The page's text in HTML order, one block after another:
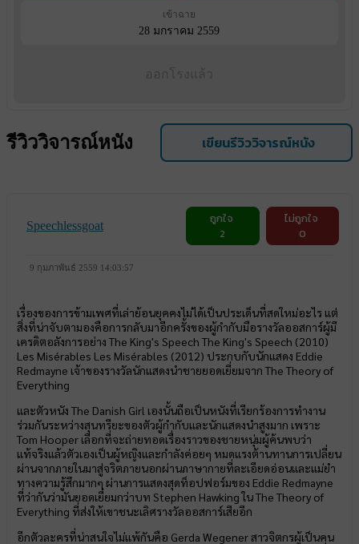
เข้าฉาย
28 มกราคม 2559
รีวิววิจารณ์หนัง เขียนรีวิววิจารณ์หนัง
Speechlessgoat
ถูกใจ
2
ไม่ถูกใจ
0
9 กุมภาพันธ์ 2559 14:03:57
เรื่องของการข้ามเพศที่เล่าย้อนยุคคงไม่ได้เป็นประเด็นที่สดใหม่อะไร แต่
สิ่งที่น่าจับตามองคือการกลับมาอีกครั้งของผู้กำกับมือรางวัลออสการ์ผู้มี
เครดิตอลังการอย่าง The King's Speech The King's Speech (2010)
Les Misérables Les Misérables (2012) ประกบกับนักแสดง Eddie
Redmayne เจ้าของรางวัลนักแสดงนำชายยอดเยี่ยมจาก The Theory of
Everything
และตัวหนัง The Danish Girl เองนั้นถือเป็นหนังที่เรียกร้องการทำงาน
ร่วมกันระหว่างสุนทรียะของตัวผู้กำกับและนักแสดงนำสูงมาก เพราะ
Tom Hooper เลือกที่จะถ่ายทอดเรื่องราวของชายหนุ่มผู้ค้นพบว่า
แท้จริงแล้วตัวเองเป็นผู้หญิงและกำลังค่อยๆ หมดแรงต้านทานการเปลี่ยน
ผ่านจากภายในมาสู่จริตภายนอกผ่านภาษากายที่ละเอียดอ่อนและแม่ยำ
ทางความรู้สึกมากๆ ผ่านการแสดงสุดท็อปฟอร์มของ Eddie Redmayne
ที่ว่ากันว่ามันยอดเยี่ยมกว่าบท Stephen Hawking ใน The Theory of
Everything ที่ส่งให้เขาชนะเลิศรางวัลออสการ์เสียอีก
อีกตัวละครที่น่าสนใจไม่แพ้กันคือ Gerda Wegener สาวจิตกรผู้เป็นคน